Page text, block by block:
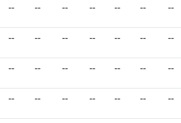
-- -- -- -- -- -- --
-- -- -- -- -- -- --
-- -- -- -- -- -- --
-- -- -- -- -- -- --